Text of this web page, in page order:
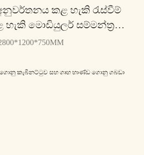
කළ හැකි රැස්වීම්
හැකි මොඩියුලර් සම්මන්ත්‍රණ
LT528H - යූසන්